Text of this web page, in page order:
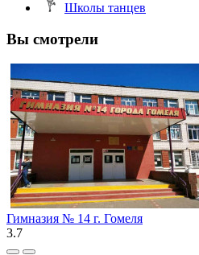
Школы танцев
Вы смотрели
Гимназия № 14 г. Гомеля
3.7